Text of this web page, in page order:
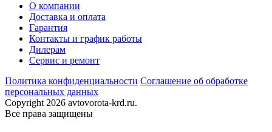
О компании
Доставка и оплата
Гарантия
Контакты и график работы
Дилерам
Сервис и ремонт
Политика конфиденциальности Соглашение об обработке
персональных данных
Copyright 2026 avtovorota-krd.ru.
Все права защищены